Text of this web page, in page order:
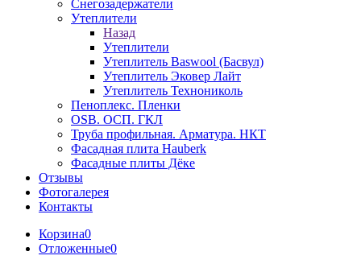
Снегозадержатели
Утеплители
Назад
Утеплители
Утеплитель Baswool (Басвул)
Утеплитель Эковер Лайт
Утеплитель Технониколь
Пеноплекс. Пленки
OSB. ОСП. ГКЛ
Труба профильная. Арматура. НКТ
Фасадная плита Hauberk
Фасадные плиты Дёке
Отзывы
Фотогалерея
Контакты
Корзина0
Отложенные0